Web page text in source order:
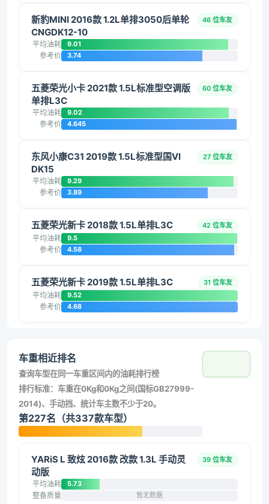
新豹MINI 2016款 1.2L单排3050后单轮
CNGDK12-10
46 位车友
平均油耗 9.01
参考价 3.74
五菱荣光小卡 2021款 1.5L标准型空调版
单排L3C
60 位车友
平均油耗 9.02
参考价 4.645
东风小康C31 2019款 1.5L标准型国VI
DK15
27 位车友
平均油耗 9.29
参考价 3.89
五菱荣光新卡 2018款 1.5L单排L3C 42 位车友
平均油耗 9.5
参考价 4.58
五菱荣光新卡 2019款 1.5L单排L3C 31 位车友
平均油耗 9.52
参考价 4.68
车重相近排名
查询车型在同一车重区间内的油耗排行榜
排行标准：车重在0Kg和0Kg之间(国标GB27999-
2014)、手动挡、统计车主数不少于20。
第227名（共337款车型）
YARiS L 致炫 2016款 改款 1.3L 手动灵
动版
39 位车友
平均油耗 5.73
整备质量 暂无数据